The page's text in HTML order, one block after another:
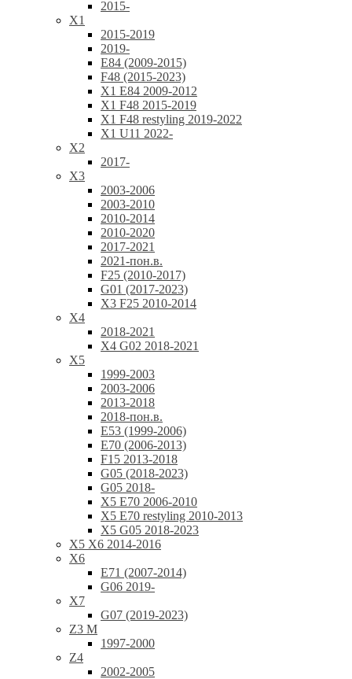
2015-
X1
2015-2019
2019-
E84 (2009-2015)
F48 (2015-2023)
X1 E84 2009-2012
X1 F48 2015-2019
X1 F48 restyling 2019-2022
X1 U11 2022-
X2
2017-
X3
2003-2006
2003-2010
2010-2014
2010-2020
2017-2021
2021-пон.в.
F25 (2010-2017)
G01 (2017-2023)
X3 F25 2010-2014
X4
2018-2021
X4 G02 2018-2021
X5
1999-2003
2003-2006
2013-2018
2018-пон.в.
E53 (1999-2006)
E70 (2006-2013)
F15 2013-2018
G05 (2018-2023)
G05 2018-
X5 E70 2006-2010
X5 E70 restyling 2010-2013
X5 G05 2018-2023
X5 X6 2014-2016
X6
E71 (2007-2014)
G06 2019-
X7
G07 (2019-2023)
Z3 M
1997-2000
Z4
2002-2005